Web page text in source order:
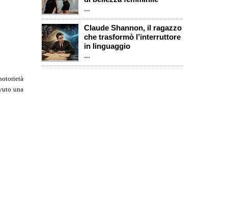
una
...
Claude Shannon, il ragazzo
che trasformò l’interruttore
in linguaggio
...